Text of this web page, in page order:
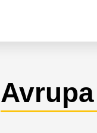
Avrupa